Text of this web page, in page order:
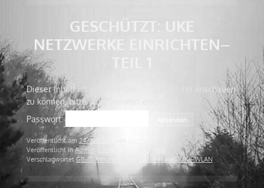
GESCHÜTZT: UKE
NETZWERKE EINRICHTEN–
Dieser Inhalt ist passwortgeschützt. Um ihn anschauen
zu können, bitte das Passwort eingeben:
Passwort:
Veröffentlicht am 24. Juli 2018
Veröffentlicht inAdmin
Verschlagwortet GB-IT,Intranet UKE-Intranet,UKE-WLAN